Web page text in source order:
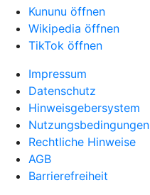
Kununu öffnen
Wikipedia öffnen
TikTok öffnen
Impressum
Datenschutz
Hinweisgebersystem
Nutzungsbedingungen
Rechtliche Hinweise
AGB
Barrierefreiheit